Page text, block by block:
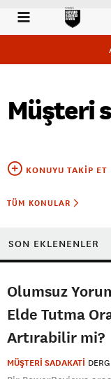
Müşteri
KONUYU TAKIP ET
TÜM KONULAR
SON EKLENENLER
Olumsuz
Elde Tutma
Artırabilir mi?
MÜŞTERİ SADAKATİ